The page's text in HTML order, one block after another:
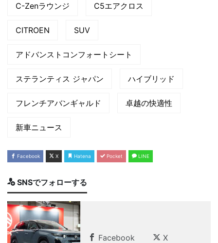
C-Zenラウンジ C5エアクロス
CITROEN SUV
アドバンストコンフォートシート
ステランティス ジャパン ハイブリッド
フレンチアバンギャルド 卓越の快適性
新車ニュース
Facebook X Hatena Pocket LINE
SNSでフォローする
Facebook X